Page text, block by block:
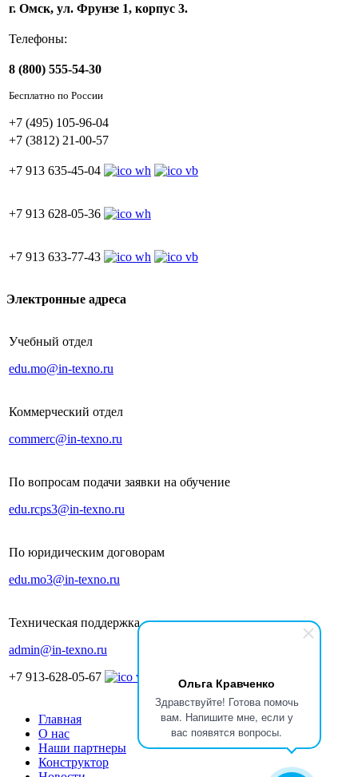
Ольга Кравченко
Здравствуйте! Готова помочь
вам. Напишите мне, если у
вас появятся вопросы.
г. Омск, ул. Фрунзе 1, корпус 3.
Телефоны:
8 (800) 555-54-30
Бесплатно по России
+7 (495) 105-96-04
+7 (3812) 21-00-57
+7 913 635-45-04
+7 913 628-05-36
+7 913 633-77-43
Электронные адреса
Учебный отдел
edu.mo@in-texno.ru
Коммерческий отдел
commerc@in-texno.ru
По вопросам подачи заявки на обучение
edu.rcps3@in-texno.ru
По юридическим договорам
edu.mo3@in-texno.ru
Техническая поддержка
admin@in-texno.ru
+7 913-628-05-67
Главная
О нас
Наши партнеры
Конструктор